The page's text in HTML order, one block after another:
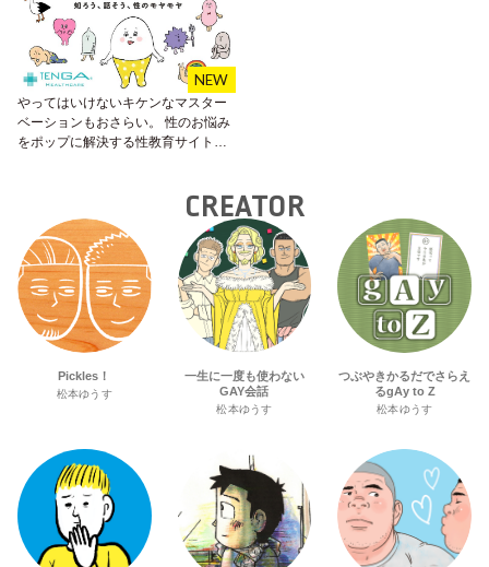
やってはいけないキケンなマスター
ベーションもおさらい。 性のお悩み
をポップに解決する性教育サイト
CREATOR
Pickles！
松本ゆうす
一生に一度も使わない
GAY会話
松本ゆうす
つぶやきかるだでさらえ
るgAy to Z
松本ゆうす